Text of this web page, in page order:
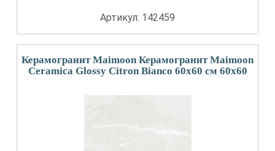
Артикул: 142459
Керамогранит Maimoon Керамогранит Maimoon
Ceramica Glossy Citron Bianco 60х60 см 60x60